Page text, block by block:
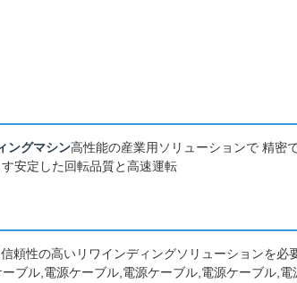
ングマシン高性能の産業用ソリューションで 精密
安定した回転品質と高速運転
頼性の高いリワインディングソリューションを
ブル,電源ケーブル,電源ケーブル,電源ケーブル,